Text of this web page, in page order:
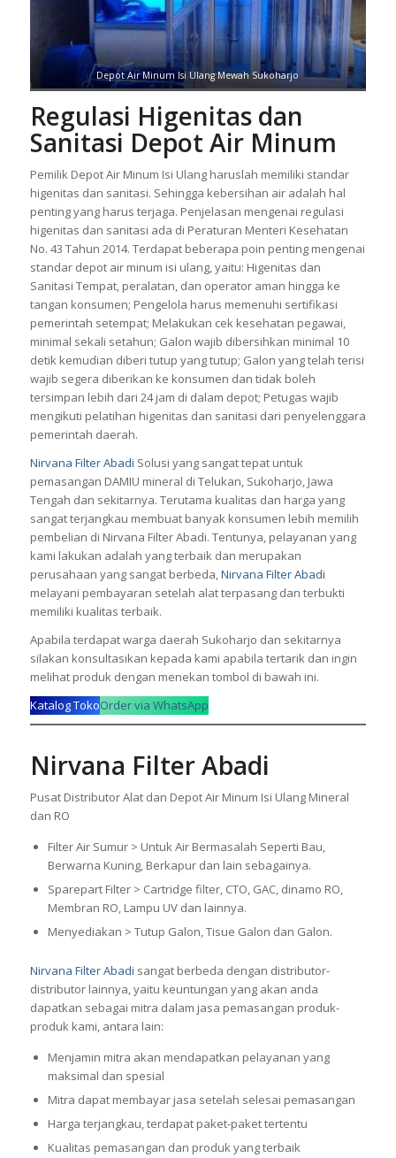
Depot Air Minum Isi Ulang Mewah Sukoharjo
Regulasi Higenitas dan
Sanitasi Depot Air Minum
Pemilik Depot Air Minum Isi Ulang haruslah memiliki standar
higenitas dan sanitasi. Sehingga kebersihan air adalah hal
penting yang harus terjaga. Penjelasan mengenai regulasi
higenitas dan sanitasi ada di Peraturan Menteri Kesehatan
No. 43 Tahun 2014. Terdapat beberapa poin penting mengenai
standar depot air minum isi ulang, yaitu: Higenitas dan
Sanitasi Tempat, peralatan, dan operator aman hingga ke
tangan konsumen; Pengelola harus memenuhi sertifikasi
pemerintah setempat; Melakukan cek kesehatan pegawai,
minimal sekali setahun; Galon wajib dibersihkan minimal 10
detik kemudian diberi tutup yang tutup; Galon yang telah terisi
wajib segera diberikan ke konsumen dan tidak boleh
tersimpan lebih dari 24 jam di dalam depot; Petugas wajib
mengikuti pelatihan higenitas dan sanitasi dari penyelenggara
pemerintah daerah.
Nirvana Filter Abadi Solusi yang sangat tepat untuk
pemasangan DAMIU mineral di Telukan, Sukoharjo, Jawa
Tengah dan sekitarnya. Terutama kualitas dan harga yang
sangat terjangkau membuat banyak konsumen lebih memilih
pembelian di Nirvana Filter Abadi. Tentunya, pelayanan yang
kami lakukan adalah yang terbaik dan merupakan
perusahaan yang sangat berbeda,Nirvana Filter Abadi
melayani pembayaran setelah alat terpasang dan terbukti
memiliki kualitas terbaik.
Apabila terdapat warga daerah Sukoharjo dan sekitarnya
silakan konsultasikan kepada kami apabila tertarik dan ingin
melihat produk dengan menekan tombol di bawah ini.
Katalog TokoOrder via WhatsApp
Nirvana Filter Abadi
Pusat Distributor Alat dan Depot Air Minum Isi Ulang Mineral
dan RO
Filter Air Sumur > Untuk Air Bermasalah Seperti Bau,
Berwarna Kuning, Berkapur dan lain sebagainya.
Sparepart Filter > Cartridge filter, CTO, GAC, dinamo RO,
Membran RO, Lampu UV dan lainnya.
Menyediakan > Tutup Galon, Tisue Galon dan Galon.
Nirvana Filter Abadi sangat berbeda dengan distributor-
distributor lainnya, yaitu keuntungan yang akan anda
dapatkan sebagai mitra dalam jasa pemasangan produk-
produk kami, antara lain:
Menjamin mitra akan mendapatkan pelayanan yang
maksimal dan spesial
Mitra dapat membayar jasa setelah selesai pemasangan
Harga terjangkau, terdapat paket-paket tertentu
Kualitas pemasangan dan produk yang terbaik